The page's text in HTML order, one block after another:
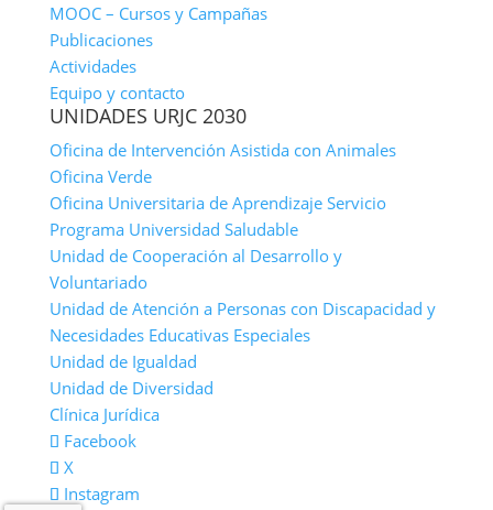
MOOC – Cursos y Campañas
Publicaciones
Actividades
Equipo y contacto
UNIDADES URJC 2030
Oficina de Intervención Asistida con Animales
Oficina Verde
Oficina Universitaria de Aprendizaje Servicio
Programa Universidad Saludable
Unidad de Cooperación al Desarrollo y
Voluntariado
Unidad de Atención a Personas con Discapacidad y
Necesidades Educativas Especiales
Unidad de Igualdad
Unidad de Diversidad
Clínica Jurídica
Facebook
X
Instagram